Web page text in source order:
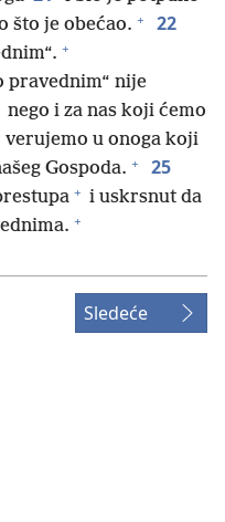
što je obećao. + 22
+
pravednim“ nije
nego i za nas koji ćemo
u onoga koji
Gospoda. + 25
+ i uskrsnut da
+
Sledeće